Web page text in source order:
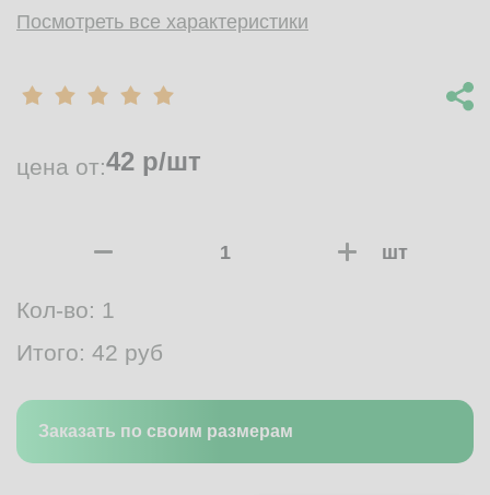
Посмотреть все характеристики
цена от:42 р/шт
шт
Кол-во: 1
Итого: 42 руб
Заказать по своим размерам